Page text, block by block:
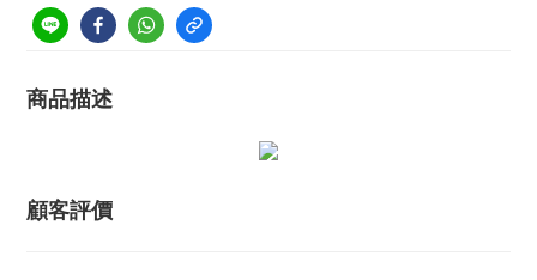
商品描述
顧客評價